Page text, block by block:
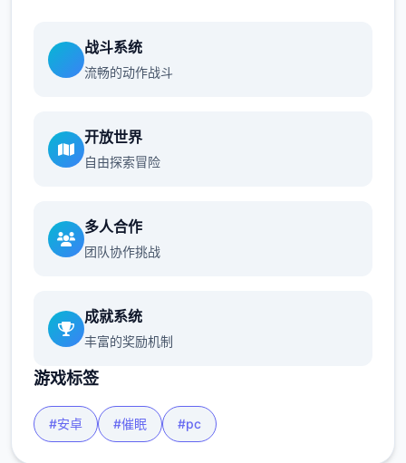
战斗系统
流畅的动作战斗
开放世界
自由探索冒险
多人合作
团队协作挑战
成就系统
丰富的奖励机制
游戏标签
#安卓 #催眠 #pc